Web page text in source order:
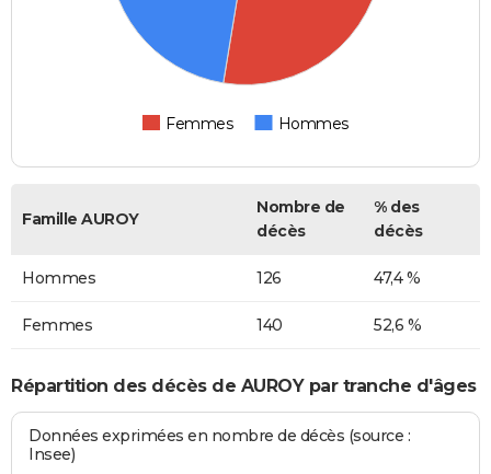
Femmes Hommes
Famille AUROY
Nombre de
décès
% des
décès
Hommes 126 47,4 %
Femmes 140 52,6 %
Répartition des décès de AUROY par tranche d'âges
Données exprimées en nombre de décès (source :
Insee)